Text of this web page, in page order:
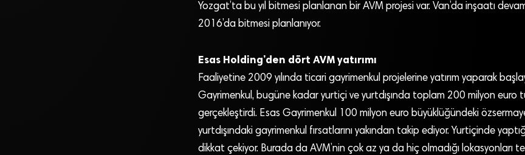
Yozgat’ta bu yıl bitmesi planlanan bir AVM projesi var. Van’da inşaatı
2016’da bitmesi planlanıyor.
Esas Holding’den dört AVM yatırımı
Faaliyetine 2009 yılında ticari gayrimenkul projelerine yatırım yaparak
Gayrimenkul, bugüne kadar yurtiçi ve yurtdışında toplam 200 milyon euro
gerçekleştirdi. Esas Gayrimenkul 100 milyon euro büyüklüğündeki
yurtdışındaki gayrimenkul fırsatlarını yakından takip ediyor. Yurtiçinde
dikkat çekiyor. Burada da AVM’nin çok az ya da hiç olmadığı lokasyonları